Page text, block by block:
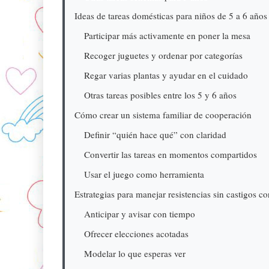
Ideas de tareas domésticas para niños de 5 a 6 años
Participar más activamente en poner la mesa
Recoger juguetes y ordenar por categorías
Regar varias plantas y ayudar en el cuidado
Otras tareas posibles entre los 5 y 6 años
Cómo crear un sistema familiar de cooperación
Definir “quién hace qué” con claridad
Convertir las tareas en momentos compartidos
Usar el juego como herramienta
Estrategias para manejar resistencias sin castigos
Anticipar y avisar con tiempo
Ofrecer elecciones acotadas
Modelar lo que esperas ver